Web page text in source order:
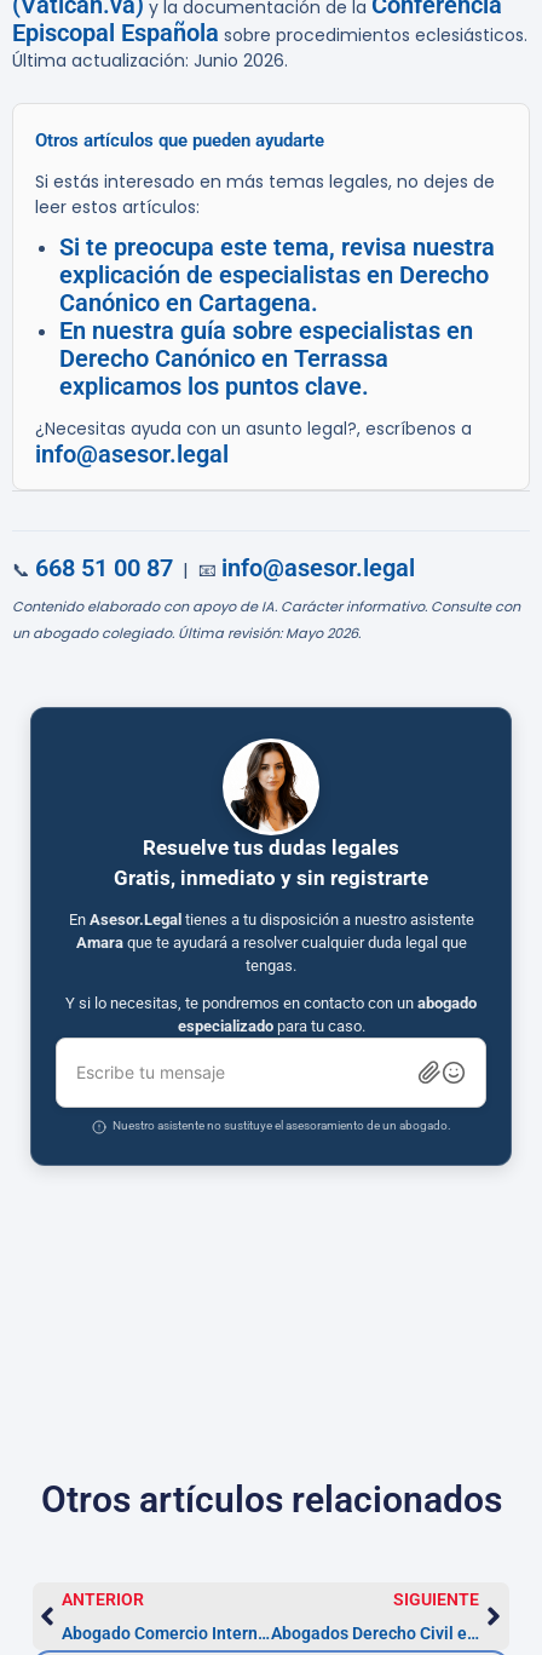
y la documentación de la
Episcopal Española sobre procedimientos eclesiásticos.
Última actualización: Junio 2026.
Otros artículos que pueden ayudarte
Si estás interesado en más temas legales, no dejes de
leer estos artículos:
Si te preocupa este tema, revisa nuestra
explicación de especialistas en Derecho
Canónico en Cartagena.
En nuestra guía sobre especialistas en
Derecho Canónico en Terrassa
explicamos los puntos clave.
¿Necesitas ayuda con un asunto legal?, escríbenos a
info@asesor.legal
📞 668 51 00 87 | 📧 info@asesor.legal
Contenido elaborado con apoyo de IA. Carácter informativo. Consulte con
un abogado colegiado. Última revisión: Mayo 2026.
Resuelve tus dudas legales
Gratis, inmediato y sin registrarte
En Asesor.Legal tienes a tu disposición a nuestro asistente
Amaraque te ayudará a resolver cualquier duda legal que
tengas.
Y si lo necesitas, te pondremos en contacto con un abogado
especializadopara tu caso.
Escribe tu mensaje
Nuestro asistente no sustituye el asesoramiento de un abogado.
Otros artículos relacionados
ANTERIOR
Abogado Comercio Internacional en Badalona — Notifica en 30 días
SIGUIENTE
Abogados Derecho Civil en Badalona — Presupuesto en 48h